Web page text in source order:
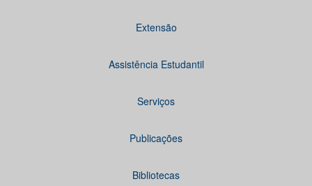
Extensão
Assistência Estudantil
Serviços
Publicações
Bibliotecas